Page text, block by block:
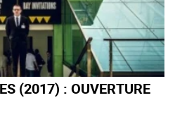
(2017) : OUVERTURE